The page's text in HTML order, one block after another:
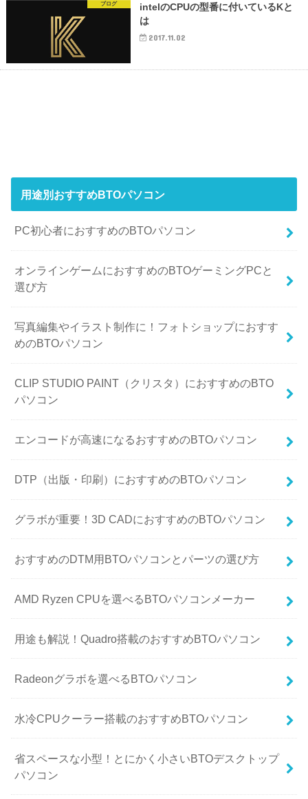
ブログ
intelのCPUの型番に付いているKと
は
2017.11.02
用途別おすすめBTOパソコン
PC初心者におすすめのBTOパソコン
オンラインゲームにおすすめのBTOゲーミングPCと
選び方
写真編集やイラスト制作に！フォトショップにおすす
めのBTOパソコン
CLIP STUDIO PAINT（クリスタ）におすすめのBTO
パソコン
エンコードが高速になるおすすめのBTOパソコン
DTP（出版・印刷）におすすめのBTOパソコン
グラボが重要！3D CADにおすすめのBTOパソコン
おすすめのDTM用BTOパソコンとパーツの選び方
AMD Ryzen CPUを選べるBTOパソコンメーカー
用途も解説！Quadro搭載のおすすめBTOパソコン
Radeonグラボを選べるBTOパソコン
水冷CPUクーラー搭載のおすすめBTOパソコン
省スペースな小型！とにかく小さいBTOデスクトップ
パソコン